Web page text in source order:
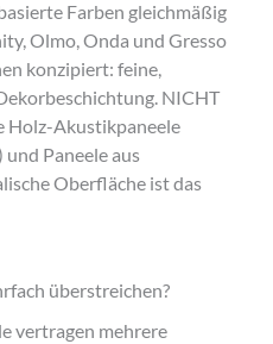
Farben gleichmäßig
Olmo, Onda und Gresso
konzipiert: feine,
NICHT
Holz-Akustikpaneele
Paneele aus
Oberfläche ist das
überstreichen?
vertragen mehrere